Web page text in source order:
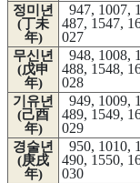
정미년
(丁未
年)
947, 1007,
487, 1547,
027
무신년
(戊申
年)
948, 1008,
488, 1548,
028
기유년
(己酉
年)
949, 1009,
489, 1549,
029
경술년
(庚戌
年)
950, 1010,
490, 1550,
030